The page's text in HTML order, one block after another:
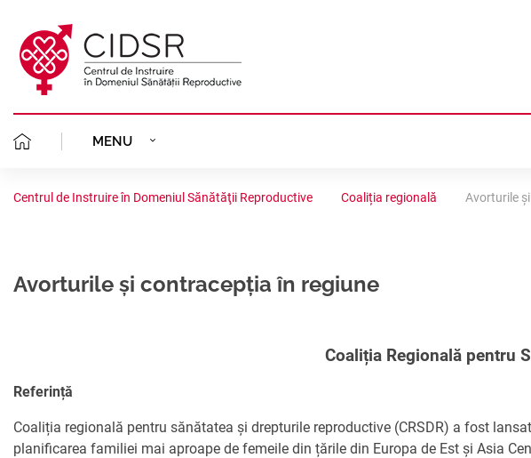
MENU
DESPRE NOI
FONDATORII
ORGANIGRAMA
DONATORII
AVORT ÎN SIGURANȚĂ
ACREDITARE
PORTOFOLIU PROIECTE
ANALIZE SITUAȚIONALE
AVORTUL
NOUTĂȚI NOUTATI CIDSR
Centrul de Instruire în Domeniul Sănătăţii Reproductive Coaliția regională Avorturile
Avorturile și contracepția în regiune
Coaliția Regională pentru
Referință
Coaliția regională pentru sănătatea și drepturile reproductive (CRSDR) a fost
planificarea familiei mai aproape de femeile din țările din Europa de Est și Asia